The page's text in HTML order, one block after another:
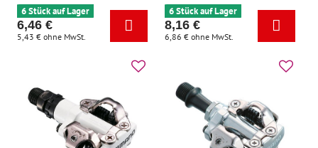
6 Stück auf Lager
6,46 €
5,43 € ohne MwSt.
6 Stück auf Lager
8,16 €
6,86 € ohne MwSt.